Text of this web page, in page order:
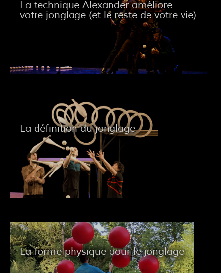
La technique Alexander améliore
votre jonglage (et le reste de votre vie)
La définition du jonglage
La forme physique pour le jonglage